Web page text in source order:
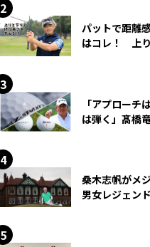
パットで距離
はコレ！ 上
「アプローチ
は弾く」髙橋
桑木志帆がメ
男女レジェン